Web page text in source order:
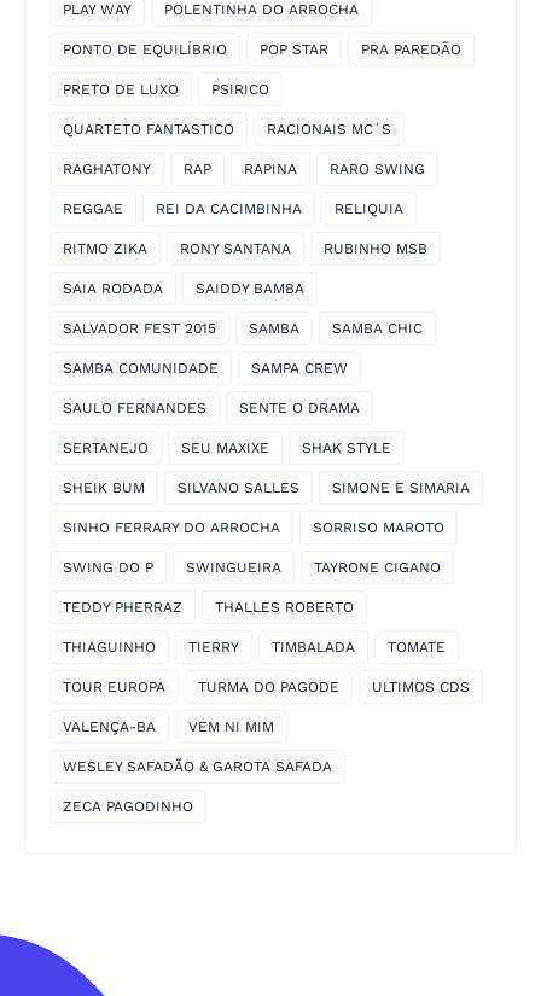
PLAY WAY POLENTINHA DO ARROCHA
PONTO DE EQUILÍBRIO POP STAR PRA PAREDÃO
PRETO DE LUXO PSIRICO
QUARTETO FANTASTICO RACIONAIS MC´S
RAGHATONY RAP RAPINA RARO SWING
REGGAE REI DA CACIMBINHA RELIQUIA
RITMO ZIKA RONY SANTANA RUBINHO MSB
SAIA RODADA SAIDDY BAMBA
SALVADOR FEST 2015 SAMBA SAMBA CHIC
SAMBA COMUNIDADE SAMPA CREW
SAULO FERNANDES SENTE O DRAMA
SERTANEJO SEU MAXIXE SHAK STYLE
SHEIK BUM SILVANO SALLES SIMONE E SIMARIA
SINHO FERRARY DO ARROCHA SORRISO MAROTO
SWING DO P SWINGUEIRA TAYRONE CIGANO
TEDDY PHERRAZ THALLES ROBERTO
THIAGUINHO TIERRY TIMBALADA TOMATE
TOUR EUROPA TURMA DO PAGODE ULTIMOS CDS
VALENÇA-BA VEM NI MIM
WESLEY SAFADÃO & GAROTA SAFADA
ZECA PAGODINHO